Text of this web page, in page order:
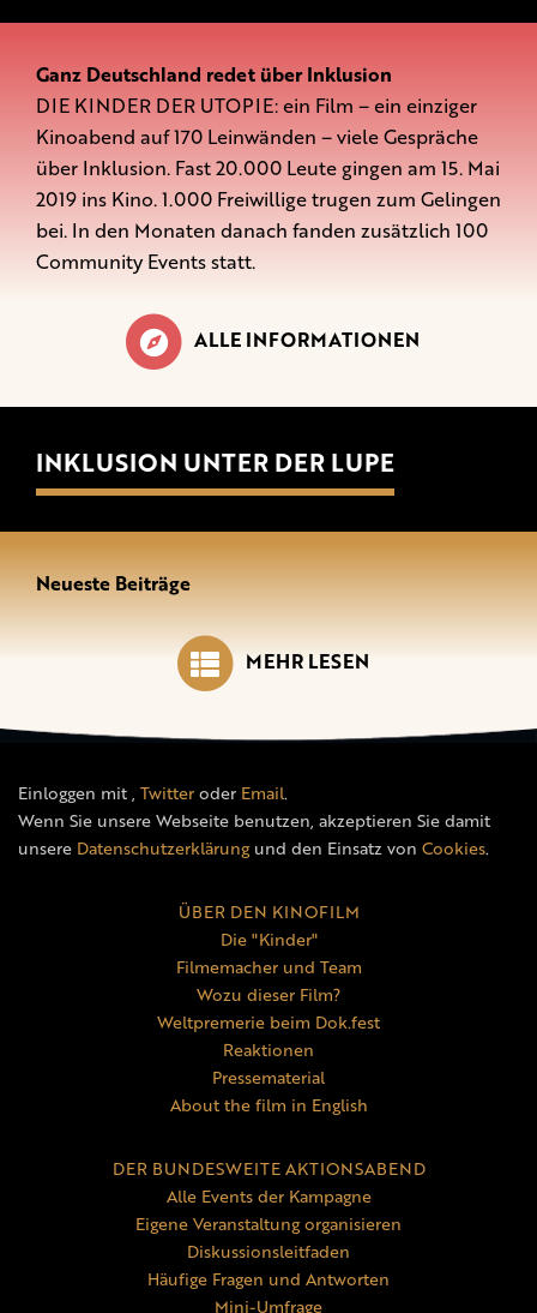
Ganz Deutschland redet über Inklusion
DIE KINDER DER UTOPIE: ein Film – ein einziger
Kinoabend auf 170 Leinwänden – viele Gespräche
über Inklusion. Fast 20.000 Leute gingen am 15. Mai
2019 ins Kino. 1.000 Freiwillige trugen zum Gelingen
bei. In den Monaten danach fanden zusätzlich 100
Community Events statt.
ALLE INFORMATIONEN
INKLUSION UNTER DER LUPE
Neueste Beiträge
MEHR LESEN
Einloggen mit, Twitteroder Email.
Wenn Sie unsere Webseite benutzen, akzeptieren Sie damit
unsere Datenschutzerklärungund den Einsatz von Cookies.
ÜBER DEN KINOFILM
Die "Kinder"
Filmemacher und Team
Wozu dieser Film?
Weltpremerie beim Dok.fest
Reaktionen
Pressematerial
About the film in English
DER BUNDESWEITE AKTIONSABEND
Alle Events der Kampagne
Eigene Veranstaltung organisieren
Diskussionsleitfaden
Häufige Fragen und Antworten
Mini-Umfrage